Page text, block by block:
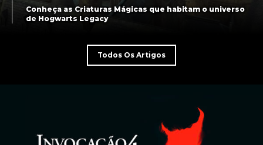
Conheça as Criaturas Mágicas que habitam o universo
de Hogwarts Legacy
Todos Os Artigos